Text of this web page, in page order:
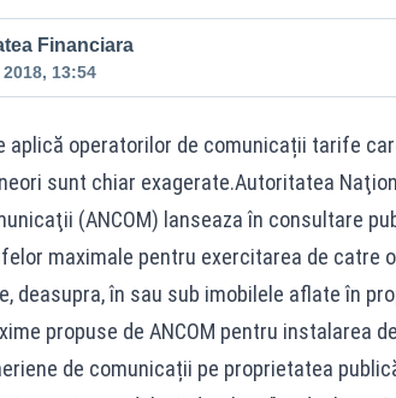
Financiara
13:54
aplică operatorilor de comunicații tarife
sunt chiar exagerate.Autoritatea
(ANCOM) lanseaza în consultare
maximale pentru exercitarea de catre
deasupra, în sau sub imobilele aflate în
propuse de ANCOM pentru instalarea
de comunicații pe proprietatea